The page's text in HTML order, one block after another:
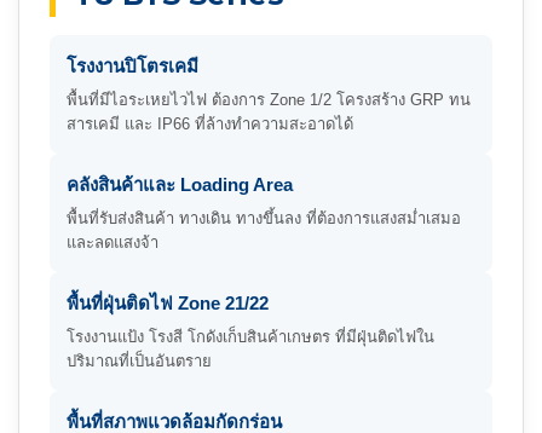
โรงงานปิโตรเคมี
พื้นที่มีไอระเหยไวไฟ ต้องการ Zone 1/2 โครงสร้าง GRP ทน
สารเคมี และ IP66 ที่ล้างทำความสะอาดได้
คลังสินค้าและ Loading Area
พื้นที่รับส่งสินค้า ทางเดิน ทางขึ้นลง ที่ต้องการแสงสม่ำเสมอ
และลดแสงจ้า
พื้นที่ฝุ่นติดไฟ Zone 21/22
โรงงานแป้ง โรงสี โกดังเก็บสินค้าเกษตร ที่มีฝุ่นติดไฟใน
ปริมาณที่เป็นอันตราย
พื้นที่สภาพแวดล้อมกัดกร่อน